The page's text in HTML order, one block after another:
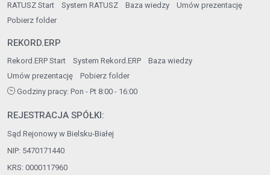
RATUSZ Start System RATUSZ Baza wiedzy
Umów prezentację
Pobierz folder
REKORD.ERP
Rekord.ERP Start System Rekord.ERP
Baza wiedzy
Umów prezentację
Pobierz folder
Godziny pracy: Pon - Pt 8:00 - 16:00
REJESTRACJA SPÓŁKI:
Sąd Rejonowy w Bielsku-Białej
NIP: 5470171440
KRS: 0000117960